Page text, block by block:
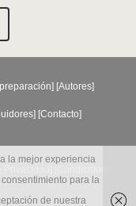
] [Autores]
] [Contacto]
la mejor experiencia
para la
de nuestra